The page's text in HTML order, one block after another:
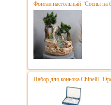
Фонтан настольный "Сосны на
Набор для коньяка Chinelli